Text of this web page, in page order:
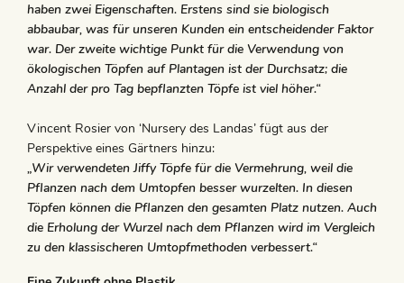
haben zwei Eigenschaften. Erstens sind sie biologisch
abbaubar, was für unseren Kunden ein entscheidender Faktor
war. Der zweite wichtige Punkt für die Verwendung von
ökologischen Töpfen auf Plantagen ist der Durchsatz; die
Anzahl der pro Tag bepflanzten Töpfe ist viel höher.“
Vincent Rosier von ‘Nursery des Landas’ fügt aus der
Perspektive eines Gärtners hinzu:
„Wir verwendeten Jiffy Töpfe für die Vermehrung, weil die
Pflanzen nach dem Umtopfen besser wurzelten. In diesen
Töpfen können die Pflanzen den gesamten Platz nutzen. Auch
die Erholung der Wurzel nach dem Pflanzen wird im Vergleich
zu den klassischeren Umtopfmethoden verbessert.“